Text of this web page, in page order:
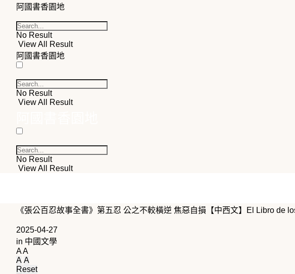
阿國書香園地
No Result
View All Result
阿國書香園地
No Result
View All Result
No Result
View All Result
《張公百忍故事全書》第五忍 公之不較橫逆 焦惡自損【中西文】El Libro de
2025-04-27
in 中國文學
AA
A A
Reset